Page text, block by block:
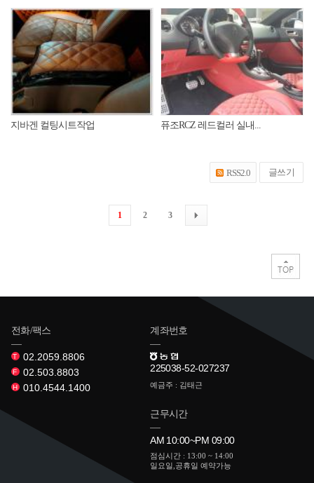
지바겐 컬팅시트작업 퓨조RCZ 레드컬러 실내...
RSS2.0 글쓰기
1 2 3
전화/팩스
T 02.2059.8806
F 02.503.8803
H 010.4544.1400
계좌번호
225038-52-027237
예금주 : 김태근
근무시간
AM 10:00~PM 09:00
점심시간 : 13:00 ~ 14:00
일요일,공휴일 예약가능